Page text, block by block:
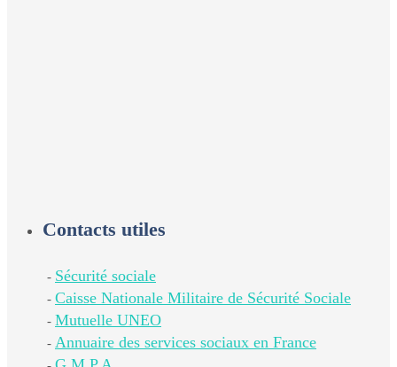
Contacts utiles
- Sécurité sociale
- Caisse Nationale Militaire de Sécurité Sociale
- Mutuelle UNEO
- Annuaire des services sociaux en France